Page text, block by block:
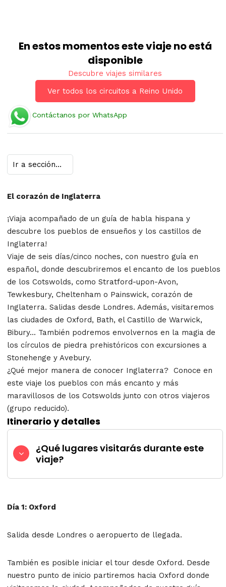
En estos momentos este viaje no está
disponible
Descubre viajes similares
Ver todos los circuitos a Reino Unido
Contáctanos por WhatsApp
El corazón de Inglaterra
¡Viaja acompañado de un guía de habla hispana y
descubre los pueblos de ensueños y los castillos de
Inglaterra!
Viaje de seis días/cinco noches, con nuestro guía en
español, donde descubriremos el encanto de los pueblos
de los Cotswolds, como Stratford-upon-Avon,
Tewkesbury, Cheltenham o Painswick, corazón de
Inglaterra. Salidas desde Londres. Además, visitaremos
las ciudades de Oxford, Bath, el Castillo de Warwick,
Bibury... También podremos envolvernos en la magia de
los círculos de piedra prehistóricos con excursiones a
Stonehenge y Avebury.
¿Qué mejor manera de conocer Inglaterra? Conoce en
este viaje los pueblos con más encanto y más
maravillosos de los Cotswolds junto con otros viajeros
(grupo reducido).
Itinerario y detalles
¿Qué lugares visitarás durante este
viaje?
Día 1: Oxford
Salida desde Londres o aeropuerto de llegada.
También es posible iniciar el tour desde Oxford. Desde
nuestro punto de inicio partiremos hacia Oxford donde